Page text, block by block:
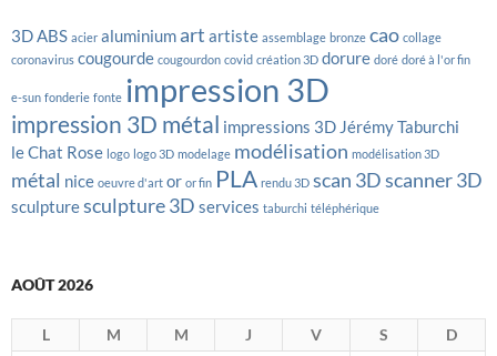
3DABS acier aluminium art artiste assemblage bronze cao collage
coronavirus cougourde cougourdon covid création 3D dorure doré doré à l'or fin
e-sun fonderie fonte impression 3D
impression 3D métal impressions 3D Jérémy Taburchi
le Chat Rose logo logo 3D modelage modélisation modélisation 3D
métal nice oeuvre d'art or or fin PLA rendu 3D scan 3Dscanner 3D
sculpturesculpture 3D services taburchi téléphérique
AOÛT 2026
L M M J V S
D